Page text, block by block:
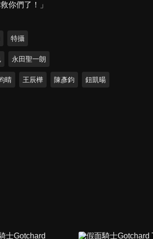
你們了！」
特攝
永田聖一朗
晴 王辰樺 陳彥鈞 鈕凱暘